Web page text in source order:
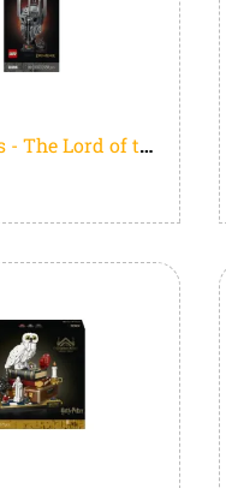
LEGO Icons - The Lord of the Rings: De Helm van Sauron Bouwpakket voor Volwassenen en Woondecoratie - 11373